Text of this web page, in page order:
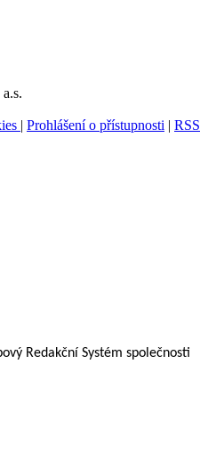
| Prohlášení o přístupnosti | RSS
Redakční Systém společnosti